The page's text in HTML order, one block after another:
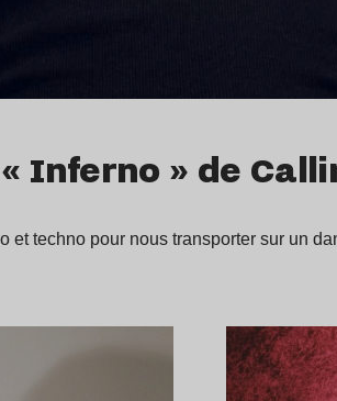
Inferno » de
et techno pour nous transporter sur un